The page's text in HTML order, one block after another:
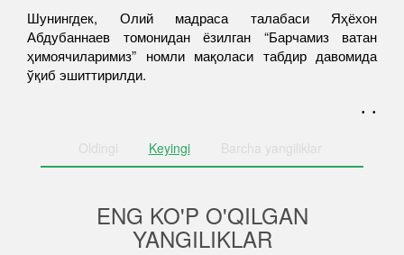
Шунингдек, Олий мадраса талабаси Яҳёхон
Абдубаннаев томонидан ёзилган “Барчамиз ватан
ҳимоячиларимиз” номли мақоласи табдир давомида
ўқиб эшиттирилди.
. .
Oldingi Keyingi Barcha yangiliklar
ENG KO'P O'QILGAN
YANGILIKLAR